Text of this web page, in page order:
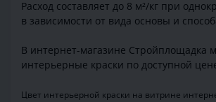
Расход составляет дo 8 м²/кг при
в зависимости от вида основы и
В интернет-магазине Стройплощадка
интерьерные краски по доступной
Цвет интерьерной краски на витрине